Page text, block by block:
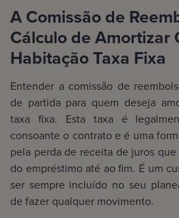
A Comissão de
Cálculo de Amortizar
Habitação Taxa Fixa
Entender a comissão de
de partida para quem deseja
taxa fixa. Esta taxa é
consoante o contrato e é uma
pela perda de receita de juros
do empréstimo até ao fim. É um
ser sempre incluído no seu
de fazer qualquer movimento.